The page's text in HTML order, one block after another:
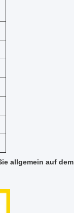
allgemein auf dem